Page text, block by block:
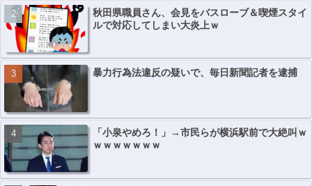
秋田県職員さん、会見をバスローブ＆喫煙スタイ
ルで対応してしまい大炎上ｗ
暴力行為法違反の疑いで、毎日新聞記者を逮捕
「小泉やめろ！」→市民らが横浜駅前で大絶叫ｗ
ｗｗｗｗｗｗｗ